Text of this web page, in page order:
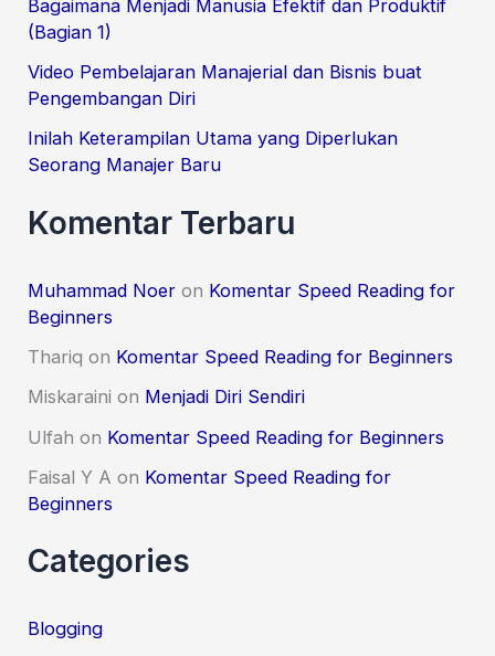
r
:
Bagaimana Menjadi Manusia Efektif dan Produktif
(Bagian 1)
Video Pembelajaran Manajerial dan Bisnis buat
Pengembangan Diri
Inilah Keterampilan Utama yang Diperlukan
Seorang Manajer Baru
Komentar Terbaru
Muhammad Noer on Komentar Speed Reading for
Beginners
Thariq on Komentar Speed Reading for Beginners
Miskaraini on Menjadi Diri Sendiri
Ulfah on Komentar Speed Reading for Beginners
Faisal Y A on Komentar Speed Reading for
Beginners
Categories
Blogging